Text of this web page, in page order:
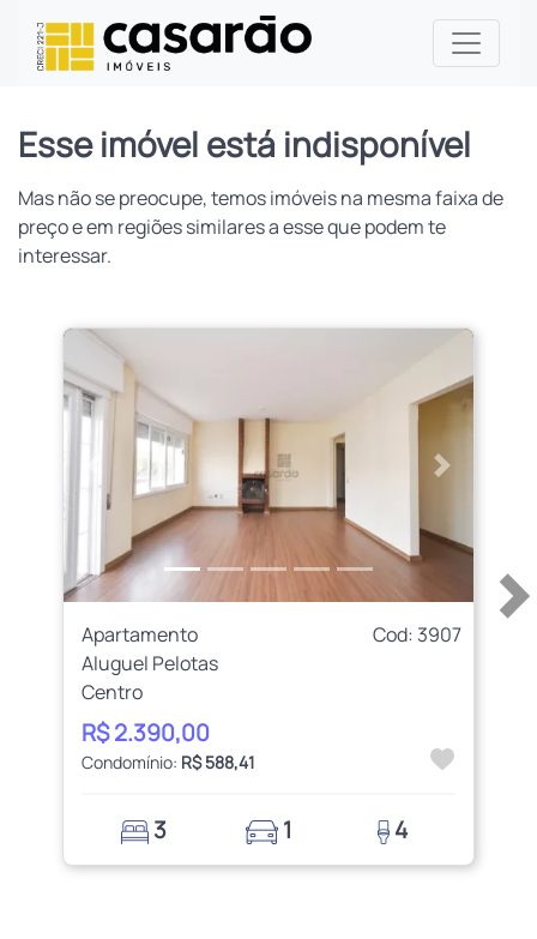
Esse imóvel está indisponível
Mas não se preocupe, temos imóveis na mesma faixa de
preço e em regiões similares a esse que podem te
interessar.
Anterior Próximo
Apartamento
Cod: 3907
Aluguel Pelotas
Centro
R$ 2.390,00
Condomínio: R$ 588,41
3 1 4